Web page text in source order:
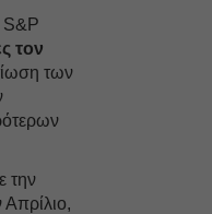
S&P
τον
των
την